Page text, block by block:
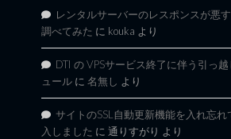
レンタルサーバーのレスポンスが悪
調べてみた に kouka より
DTI の VPSサービス終了に伴う引っ
ュール に 名無し より
サイトのSSL自動更新機能を入れ忘れ
入しました に 通りすがり より